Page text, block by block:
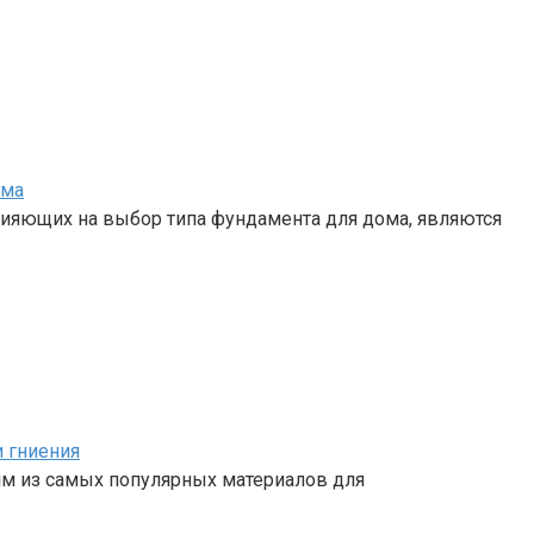
на выбор типа фундамента для дома, являются
гниения
из самых популярных материалов для